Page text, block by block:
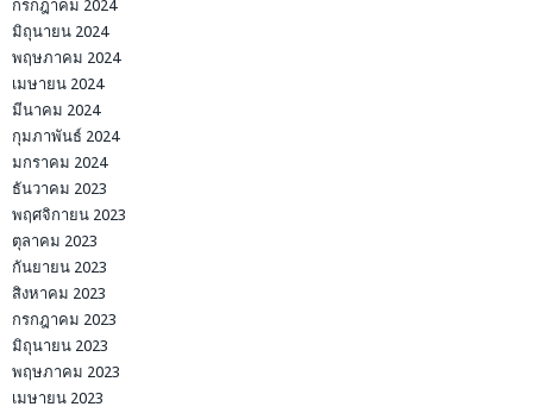
กรกฎาคม 2024
มิถุนายน 2024
พฤษภาคม 2024
เมษายน 2024
มีนาคม 2024
กุมภาพันธ์ 2024
มกราคม 2024
ธันวาคม 2023
พฤศจิกายน 2023
ตุลาคม 2023
กันยายน 2023
สิงหาคม 2023
กรกฎาคม 2023
มิถุนายน 2023
พฤษภาคม 2023
เมษายน 2023